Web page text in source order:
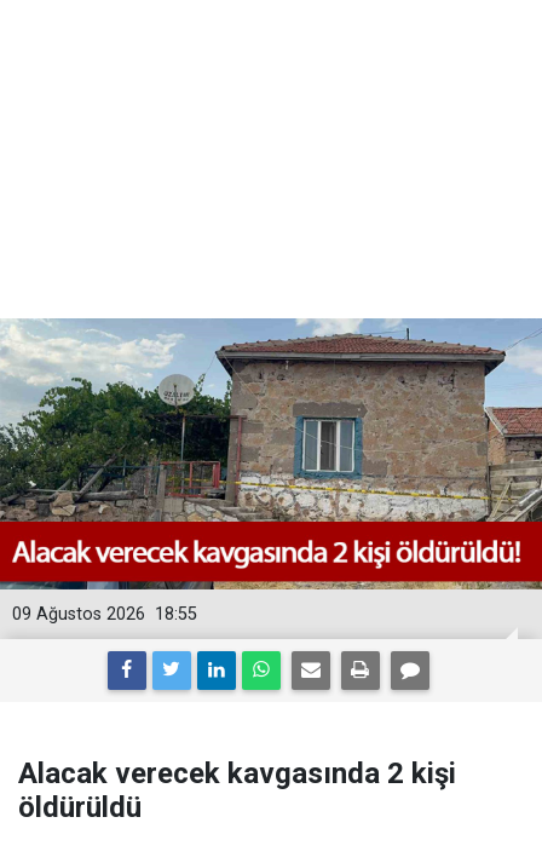
18:55
09 Ağustos 2026
Alacak verecek kavgasında 2 kişi
öldürüldü